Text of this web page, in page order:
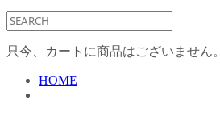
只今、カートに商品はございません。
HOME